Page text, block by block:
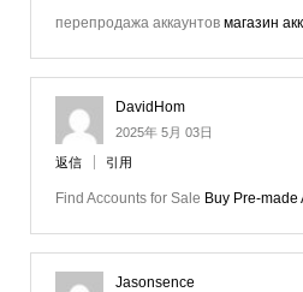
перепродажа аккаунтов магазин
DavidHom
2025年 5月 03日
返信 引用
Find Accounts for Sale Buy Pre-made
Jasonsence